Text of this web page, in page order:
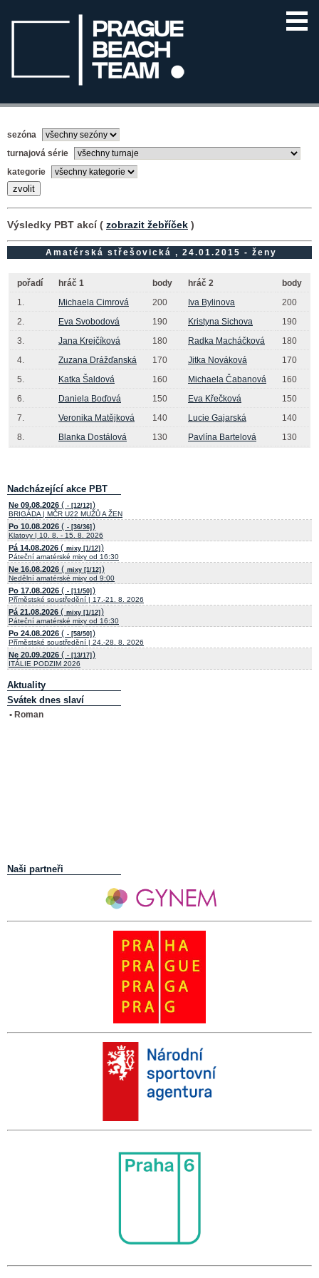
sezóna
turnajová série
kategorie
Výsledky PBT akcí ( zobrazit žebříček )
Amatérská střešovická , 24.01.2015 - ženy
pořadí hráč 1 body hráč 2
body
1.
Michaela Cimrová 200 Iva Bylinova
200
2.
Eva Svobodová 190 Kristyna Sichova
190
3.
Jana Krejčíková 180 Radka Macháčková
180
4.
Zuzana Drážďanská 170 Jitka Nováková
170
5.
Katka Šaldová 160 Michaela Čabanová
160
6.
Daniela Boďová 150 Eva Křečková
150
7.
Veronika Matějková 140 Lucie Gajarská
140
8.
Blanka Dostálová 130 Pavlína Bartelová 130
Nadcházející akce PBT
Ne 09.08.2026 ( - [12/12] )
BRIGÁDA | MČR U22 MUŽŮ A ŽEN
Po 10.08.2026 ( - [36/36] )
Klatovy | 10. 8. - 15. 8. 2026
Pá 14.08.2026 ( mixy [1/12] )
Páteční amatérské mixy od 16:30
Ne 16.08.2026 ( mixy [1/12] )
Nedělní amatérské mixy od 9:00
Po 17.08.2026 ( - [11/50] )
Příměstské soustředění | 17.-21. 8. 2026
Pá 21.08.2026 ( mixy [1/12] )
Páteční amatérské mixy od 16:30
Po 24.08.2026 ( - [58/50] )
Příměstské soustředění | 24.-28. 8. 2026
Ne 20.09.2026 ( - [13/17] )
ITÁLIE PODZIM 2026
Aktuality
Svátek dnes slaví
• Roman
Naši partneři